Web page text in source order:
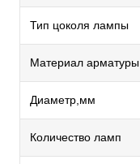
Тип цоколя лампы
Материал арматуры
Диаметр,мм
Количество ламп